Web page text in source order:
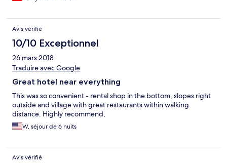
Avis vérifié
10/10 Exceptionnel
26 mars 2018
Traduire avec Google
Great hotel near everything
This was so convenient - rental shop in the bottom, slopes right
outside and village with great restaurants within walking
distance. Highly recommend,
W, séjour de 6 nuits
Avis vérifié